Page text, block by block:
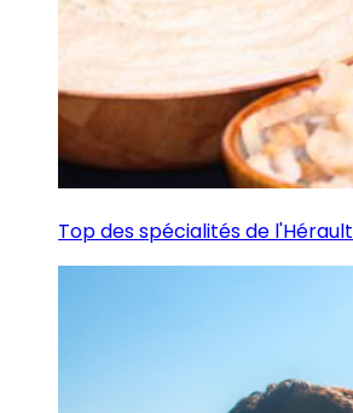
Top des spécialités de l'Hérault